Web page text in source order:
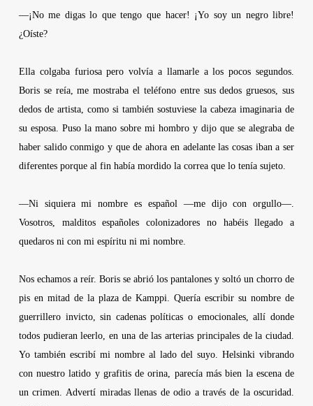
—¡No me digas lo que tengo que hacer! ¡Yo soy un negro libre!
¿Oíste?
Ella colgaba furiosa pero volvía a llamarle a los pocos segundos.
Boris se reía, me mostraba el teléfono entre sus dedos gruesos, sus
dedos de artista, como si también sostuviese la cabeza imaginaria de
su esposa. Puso la mano sobre mi hombro y dijo que se alegraba de
haber salido conmigo y que de ahora en adelante las cosas iban a ser
diferentes porque al fin había mordido la correa que lo tenía sujeto.
—Ni siquiera mi nombre es español —me dijo con orgullo—.
Vosotros, malditos españoles colonizadores no habéis llegado a
quedaros ni con mi espíritu ni mi nombre.
Nos echamos a reír. Boris se abrió los pantalones y soltó un chorro de
pis en mitad de la plaza de Kamppi. Quería escribir su nombre de
guerrillero invicto, sin cadenas políticas o emocionales, allí donde
todos pudieran leerlo, en una de las arterias principales de la ciudad.
Yo también escribí mi nombre al lado del suyo. Helsinki vibrando
con nuestro latido y grafitis de orina, parecía más bien la escena de
un crimen. Advertí miradas llenas de odio a través de la oscuridad.